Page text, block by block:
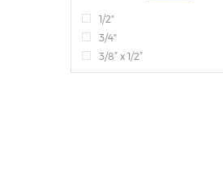
1/2"
3/4"
3/8” x 1/2”